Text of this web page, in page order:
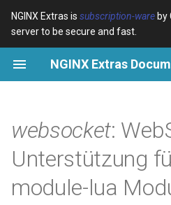
NGINX Extras is subscription-ware by
server to be secure and fast.
S
u
i
device-type
geoip2
pagespeed
CentOS/RHEL 7 oder
CentOS/RHEL 8+, Fedora
Linux, Amazon Linux 2023
Leistung
Sicherheit
RHEL/CentOS wählen
NGINX-MOD - Verbesserte
NGINX mit HTTP/3, HPACK &
Gesundheitsprüfungen für
websocket:
Unterstützung
module-lua